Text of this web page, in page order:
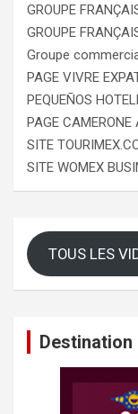
GROUPE
GROUPE
Groupe
PAGE VIVRE
PEQUEÑOS
PAGE CAMERONE
SITE
SITE WOMEX
TOUS LES
Destination